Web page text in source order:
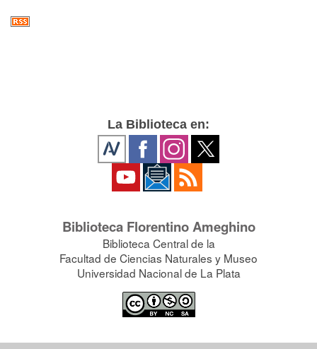
La Biblioteca en:
Biblioteca Florentino Ameghino
Biblioteca Central de la
Facultad de Ciencias Naturales y Museo
Universidad Nacional de La Plata